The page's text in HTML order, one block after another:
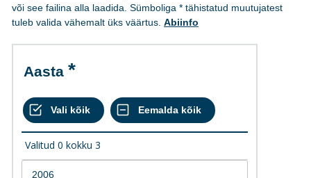
või see failina alla laadida. Sümboliga * tähistatud muutujatest
tuleb valida vähemalt üks väärtus. Abiinfo
Aasta
Valitud 0 kokku 3